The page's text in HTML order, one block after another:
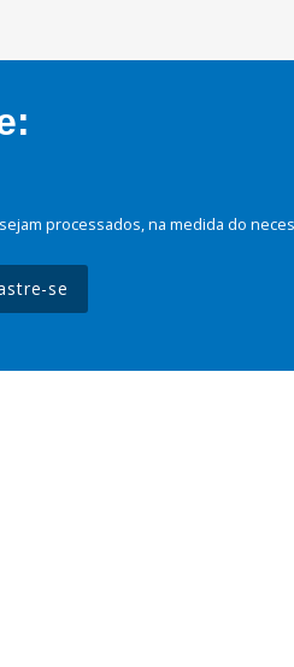
processados, na medida do
se